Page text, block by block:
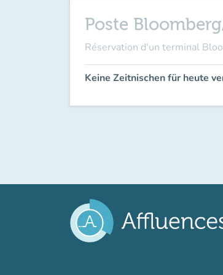
Poste
Réservation d'un terminal
Keine Zeitnischen für heute